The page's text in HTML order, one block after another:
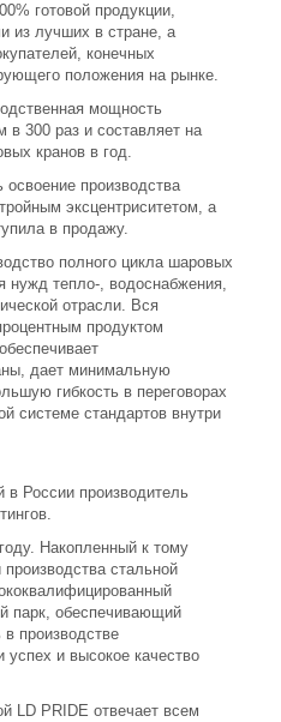
готовой продукции,
из лучших в стране, а
конечных
положения на рынке.
мощность
в 300 раз и составляет на
кранов в год.
производства
эксцентриситетом, а
в продажу.
полного цикла шаровых
нужд тепло-, водоснабжения,
отрасли. Вся
продуктом
дает минимальную
гибкость в переговорах
системе стандартов внутри
России производитель
Накопленный к тому
стальной
парк, обеспечивающий
производстве
успех и высокое качество
LD PRIDE отвечает всем